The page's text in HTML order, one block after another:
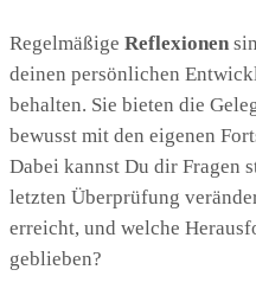
Regelmäßige Reflexionen
deinen persönlichen
behalten. Sie bieten die
bewusst mit den eigenen
Dabei kannst Du dir Fragen
letzten Überprüfung
erreicht, und welche
geblieben?